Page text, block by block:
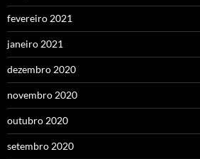
fevereiro 2021
janeiro 2021
dezembro 2020
novembro 2020
outubro 2020
setembro 2020